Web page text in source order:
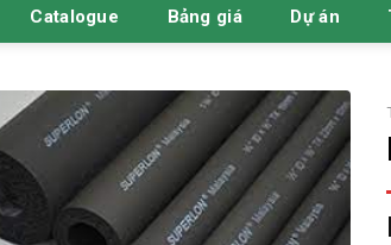
Catalogue Bảng giá Dự án